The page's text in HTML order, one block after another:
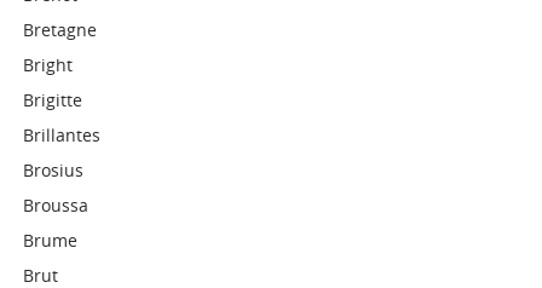
Bretagne
Bright
Brigitte
Brillantes
Brosius
Broussa
Brume
Brut